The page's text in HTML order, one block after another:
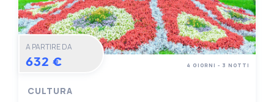
A PARTIRE DA
632 €
CULTURA
4 GIORNI - 3 NOTTI